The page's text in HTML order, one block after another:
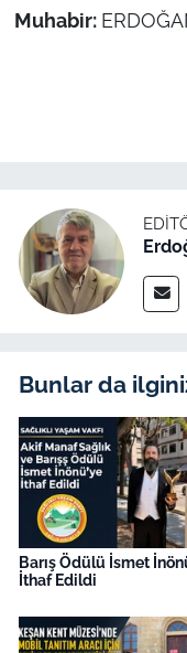
Muhabir:
Bunlar da
Barış Ödülü İsmet
İthaf Edildi